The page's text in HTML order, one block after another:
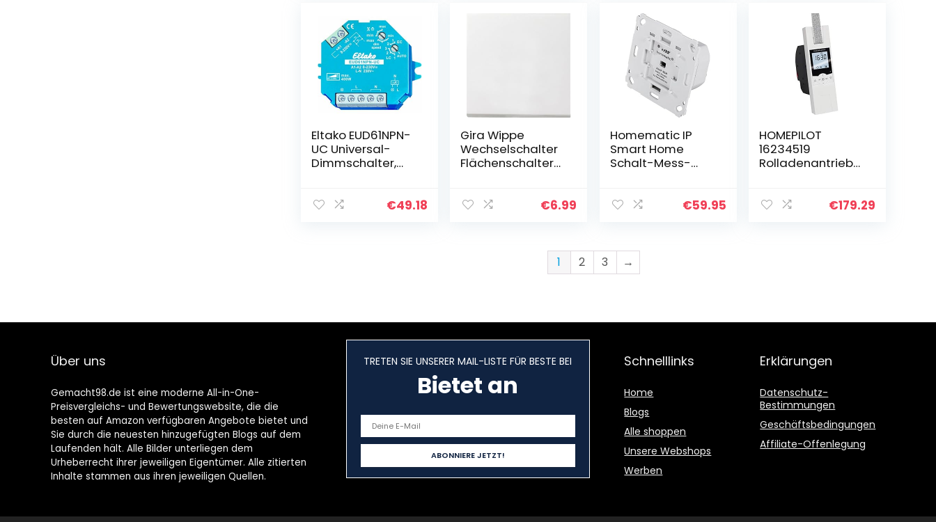
Wandlichtschalte
r 157mm – weiß
Handheld-
Haarmassageger
ät für
Haarwachstum,
Stress Relax,
Ideales Haustier-
Massagegerät
Eltako EUD61NPN-
UC Universal-
Dimmschalter,
€49.18
Gira Wippe
Wechselschalter
Flächenschalter
€6.99
Homematic IP
Smart Home
Schalt-Mess-
Aktor misst Strom,
App, Alexa &
Google Assistant,
Energie sparen,
€59.95
HOMEPILOT
16234519
Rolladenantrieb
mm Gurt (max. 45
€179.29
1 2 3 →
Über uns
Gemacht98.de ist eine moderne All-in-One-
Preisvergleichs- und Bewertungswebsite, die die
besten auf Amazon verfügbaren Angebote bietet und
Sie durch die neuesten hinzugefügten Blogs auf dem
Laufenden hält. Alle Bilder unterliegen dem
Urheberrecht ihrer jeweiligen Eigentümer. Alle zitierten
Inhalte stammen aus ihren jeweiligen Quellen.
TRETEN SIE UNSERER MAIL-LISTE FÜR BESTE BEI
Bietet an
Schnelllinks
Home
Blogs
Alle shoppen
Unsere Webshops
Werben
Erklärungen
Datenschutz-
Bestimmungen
Geschäftsbedingungen
Affiliate-Offenlegung